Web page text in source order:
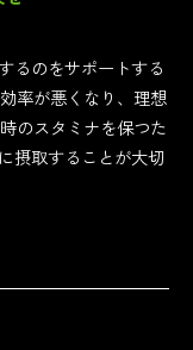
るのをサポートする
率が悪くなり、理想
のスタミナを保つた
摂取することが大切